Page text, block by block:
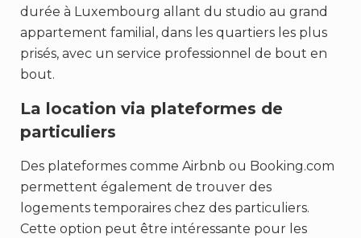
durée à Luxembourg allant du studio au grand
appartement familial, dans les quartiers les plus
prisés, avec un service professionnel de bout en
bout.
La location via plateformes de
particuliers
Des plateformes comme Airbnb ou Booking.com
permettent également de trouver des
logements temporaires chez des particuliers.
Cette option peut être intéressante pour les